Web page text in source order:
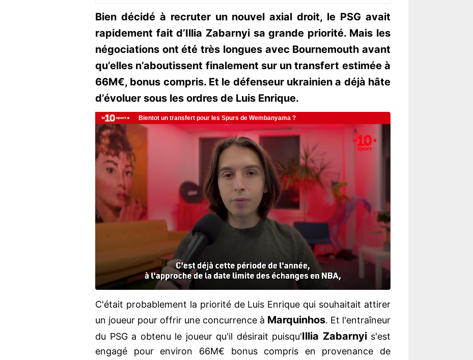
Bien décidé à recruter un nouvel axial droit, le PSG avait
rapidement fait d’Illia Zabarnyi sa grande priorité. Mais les
négociations ont été très longues avec Bournemouth avant
qu’elles n’aboutissent finalement sur un transfert estimée à
66M€, bonus compris. Et le défenseur ukrainien a déjà hâte
d’évoluer sous les ordres de Luis Enrique.
C'était probablement la priorité de Luis Enrique qui souhaitait attirer
un joueur pour offrir une concurrence à Marquinhos. Et l'entraîneur
du PSG a obtenu le joueur qu'il désirait puisqu'Illia Zabarnyi s'est
engagé pour environ 66M€ bonus compris en provenance de